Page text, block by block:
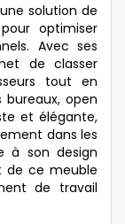
solution de
optimiser
Avec ses
de classer
tout en
open
et élégante,
dans les
à son design
de ce meuble
de travail